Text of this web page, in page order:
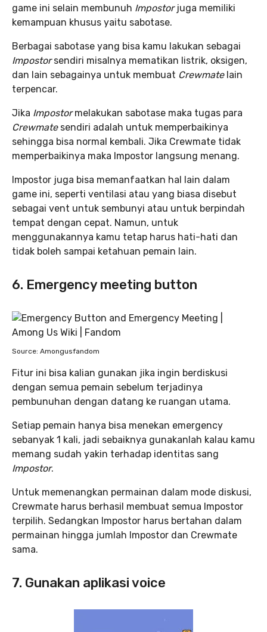
game ini selain membunuh Impostor juga memiliki
kemampuan khusus yaitu sabotase.
Berbagai sabotase yang bisa kamu lakukan sebagai
Impostorsendiri misalnya mematikan listrik, oksigen,
dan lain sebagainya untuk membuat Crewmatelain
terpencar.
Jika Impostormelakukan sabotase maka tugas para
Crewmatesendiri adalah untuk memperbaikinya
sehingga bisa normal kembali. Jika Crewmate tidak
memperbaikinya maka Impostor langsung menang.
Impostor juga bisa memanfaatkan hal lain dalam
game ini, seperti ventilasi atau yang biasa disebut
sebagai vent untuk sembunyi atau untuk berpindah
tempat dengan cepat. Namun, untuk
menggunakannya kamu tetap harus hati-hati dan
tidak boleh sampai ketahuan pemain lain.
6. Emergency meeting button
Source: Amongusfandom
Fitur ini bisa kalian gunakan jika ingin berdiskusi
dengan semua pemain sebelum terjadinya
pembunuhan dengan datang ke ruangan utama.
Setiap pemain hanya bisa menekan emergency
sebanyak 1 kali, jadi sebaiknya gunakanlah kalau kamu
memang sudah yakin terhadap identitas sang
Impostor.
Untuk memenangkan permainan dalam mode diskusi,
Crewmate harus berhasil membuat semua Impostor
terpilih. Sedangkan Impostor harus bertahan dalam
permainan hingga jumlah Impostor dan Crewmate
sama.
7. Gunakan aplikasi voice